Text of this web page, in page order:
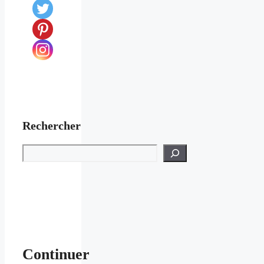
Rechercher
Rechercher
Continuer